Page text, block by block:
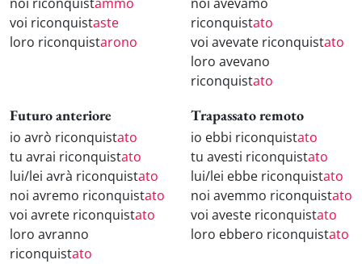
voi riconquistaste
loro riconquistarono
riconquistato
voi avevate riconquistato
loro avevano
riconquistato
Futuro anteriore
io avrò riconquistato
tu avrai riconquistato
lui/lei avrà riconquistato
noi avremo riconquistato
voi avrete riconquistato
loro avranno
riconquistato
Trapassato remoto
io ebbi riconquistato
tu avesti riconquistato
lui/lei ebbe riconquistato
noi avemmo riconquistato
voi aveste riconquistato
loro ebbero riconquistato